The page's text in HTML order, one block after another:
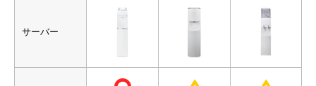
サーバー